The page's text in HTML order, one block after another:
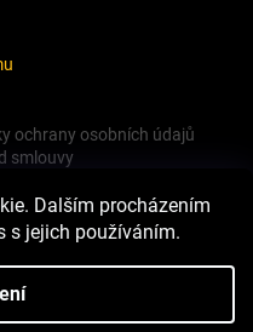
Dalším procházením
s jejich používáním.
ochrany osobních údajů
smlouvy